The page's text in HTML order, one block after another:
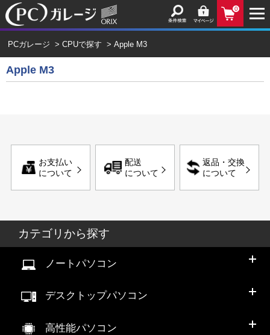
0
PCガレージ >CPUで探す >Apple M3
Apple M3
お支払い
について
配送
について
返品・交換
について
カテゴリから探す
ノートパソコン
デスクトップパソコン
高性能パソコン